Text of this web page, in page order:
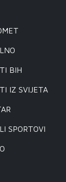
BIH
IZ SVIJETA
SPORTOVI